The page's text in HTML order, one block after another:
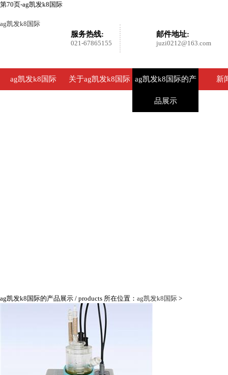
第70页-ag凯发k8国际
ag凯发k8国际
邮件地址:
juzi0212@163.com
服务热线:
021-67865155
ag凯发k8国际 关于ag凯发k8国际 ag凯发k8国际的产
品展示
新
ag凯发k8国际的产品展示 / products 所在位置： ag凯发k8国际 >